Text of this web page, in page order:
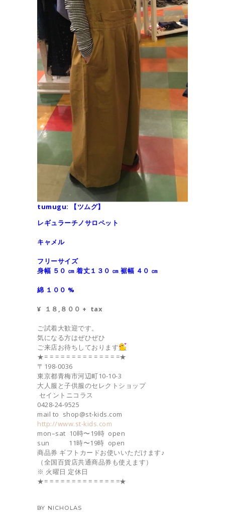
tumugu: 【ツムグ】
レギュラーチノサロペット
キャメル
フリーサイズ
身幅 ５０ ㎝ 着丈１３０ ㎝ 裾幅 ４０ ㎝
綿 １００ %
¥ １８,８００ + tax
ご試着大歓迎です。
気になる方はぜひぜひ
ご来店お待ちしております
★= = = = = = = = = = = = = =★
〒198-0036
東京都青梅市河辺町10-10-3
大人服と子供服のセレクトショップ
セイントニコラス
0428-24-9525
mail to shop@st-kids.com
http://www.st-kids.com
mon–sat 10時〜19時 open
sun 11時〜19時 open
商品券 ギフトカードお使いいただけます♪
（全国百貨店共通商品券も使えます）
※ 火曜日 定休日
★= = = = = = = = = = = = = =★
BY NICHOLAS